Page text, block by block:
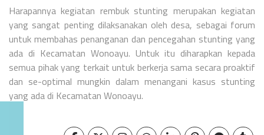
Harapannya kegiatan rembuk stunting merupakan kegiatan
yang sangat penting dilaksanakan oleh desa, sebagai forum
untuk membahas penanganan dan pencegahan stunting yang
ada di Kecamatan Wonoayu. Untuk itu diharapkan kepada
semua pihak yang terkait untuk berkerja sama secara proaktif
dan se-optimal mungkin dalam menangani kasus stunting
yang ada di Kecamatan Wonoayu.